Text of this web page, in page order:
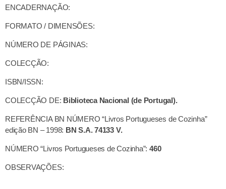
ENCADERNAÇÃO:
FORMATO / DIMENSÕES:
NÚMERO DE PÁGINAS:
COLECÇÃO:
ISBN/ISSN:
COLECÇÃO DE: Biblioteca Nacional (de Portugal).
REFERÊNCIA BN NÚMERO “Livros Portugueses de Cozinha”
edição BN – 1998: BN S.A. 74133 V.
NÚMERO “Livros Portugueses de Cozinha”: 460
OBSERVAÇÕES: